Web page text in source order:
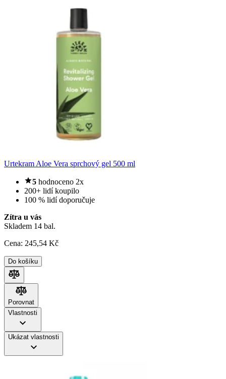
Urtekram Aloe Vera sprchový gel 500 ml
5 hodnoceno 2x
200+ lidí koupilo
100 % lidí doporučuje
Zítra u vás
Skladem 14 bal.
Cena: 245,54 Kč
Do košíku
Porovnat
Porovnat
Vlastnosti
Ukázat vlastnosti